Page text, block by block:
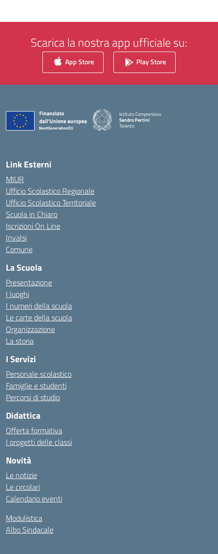
Scarica la nostra app ufficiale su:
App Store Play Store
Istituto Comprensivo
Sandro Pertini
Taranto
Link Esterni
MIUR
Ufficio Scolastico Regionale
Ufficio Scolastico Territoriale
Scuola in Chiaro
Iscrizioni On Line
Invalsi
Comune
La Scuola
Presentazione
I luoghi
I numeri della scuola
Le carte della scuola
Organizzazione
La storia
I Servizi
Personale scolastico
Famiglie e studenti
Percorsi di studio
Didattica
Offerta formativa
I progetti delle classi
Novità
Le notizie
Le circolari
Calendario eventi
Modulistica
Albo Sindacale